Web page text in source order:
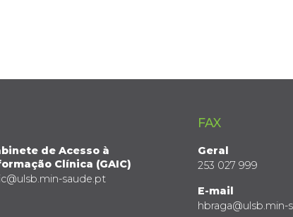
de Acesso à
Clínica (GAIC)
saude.pt
FAX
Geral
253 027 999
E-mail
hbraga@ulsb.min-